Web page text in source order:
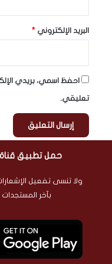
البريد الإلكتروني *
احفظ اسمي، بريدي
تعليقي.
حمل تطبيق قناة
ولا تنسى تفعيل
بآخر المستجدات